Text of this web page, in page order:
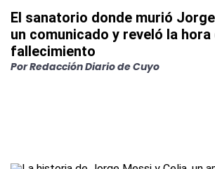
El sanatorio donde murió
un comunicado y reveló la hora
fallecimiento
PorRedacción Diario de Cuyo